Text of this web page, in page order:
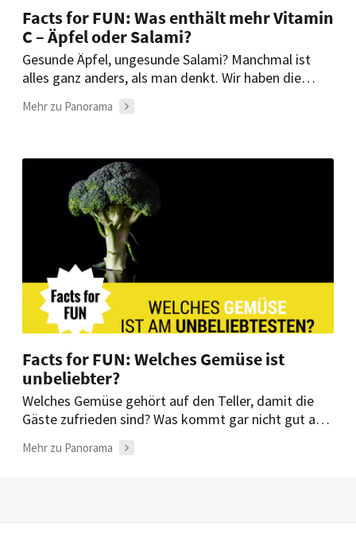
Facts for FUN: Was enthält mehr Vitamin
C – Äpfel oder Salami?
Gesunde Äpfel, ungesunde Salami? Manchmal ist
alles ganz anders, als man denkt. Wir haben die
Mehr zu Panorama
Facts for FUN: Welches Gemüse ist
unbeliebter?
Welches Gemüse gehört auf den Teller, damit die
Gäste zufrieden sind? Was kommt gar nicht gut an?
Mehr zu Panorama